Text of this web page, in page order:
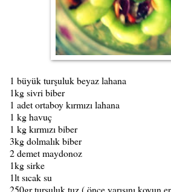
1 büyük turşuluk beyaz lahana
1kg sivri biber
1 adet ortaboy kırmızı lahana
1 kg havuç
1 kg kırmızı biber
3kg dolmalık biber
2 demet maydonoz
1kg sirke
1lt sıcak su
250gr turşuluk tuz ( önce yarısını koyun